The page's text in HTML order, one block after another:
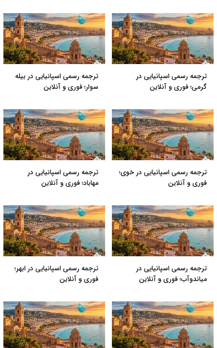
ترجمه رسمی اسپانیایی در
گرمی؛ فوری و آنلاین
ترجمه رسمی اسپانیایی در بیله
سوار؛ فوری و آنلاین
ترجمه رسمی اسپانیایی در خوی؛
فوری و آنلاین
ترجمه رسمی اسپانیایی در
مهاباد؛ فوری و آنلاین
ترجمه رسمی اسپانیایی در
میاندوآب؛ فوری و آنلاین
ترجمه رسمی اسپانیایی در ابهر؛
فوری و آنلاین